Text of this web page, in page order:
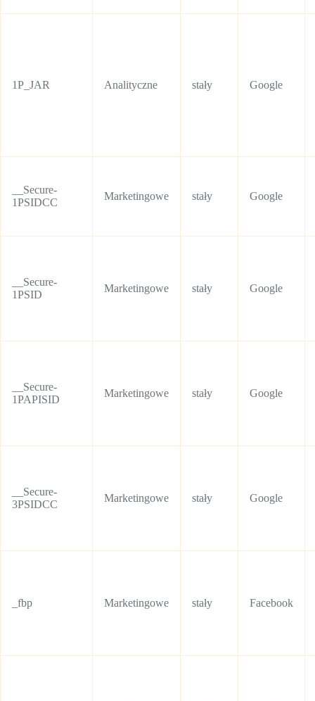
1P_JAR Analityczne stały Google
__Secure-
1PSIDCC
Marketingowe stały Google
__Secure-
1PSID
Marketingowe stały Google
__Secure-
1PAPISID
Marketingowe stały Google
__Secure-
3PSIDCC
Marketingowe stały Google
_fbp Marketingowe stały Facebook